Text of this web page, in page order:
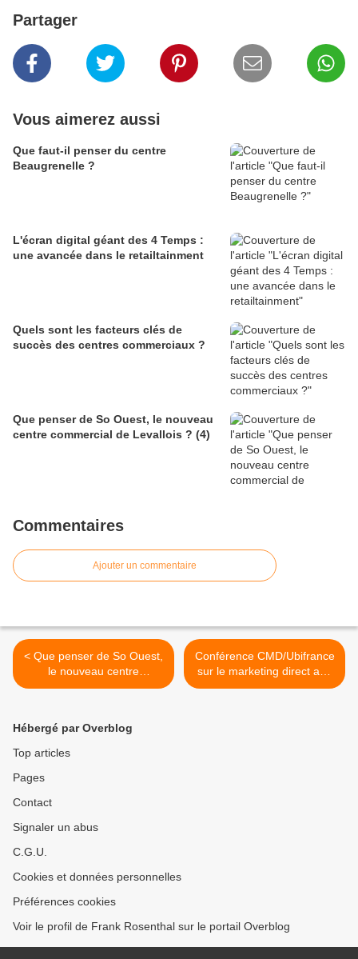
Partager
Vous aimerez aussi
Que faut-il penser du centre
Beaugrenelle ?
L'écran digital géant des 4 Temps :
une avancée dans le retailtainment
Quels sont les facteurs clés de
succès des centres commerciaux ?
Que penser de So Ouest, le nouveau
centre commercial de Levallois ? (4)
Commentaires
Ajouter un commentaire
< Que penser de So Ouest,
le nouveau centre
commercial de Levallois ?
Conférence CMD/Ubifrance
sur le marketing direct aux
Etats-Unis : retrouvez-moi
Hébergé par Overblog
Top articles
Pages
Contact
Signaler un abus
C.G.U.
Cookies et données personnelles
Préférences cookies
Voir le profil de Frank Rosenthal sur le portail Overblog